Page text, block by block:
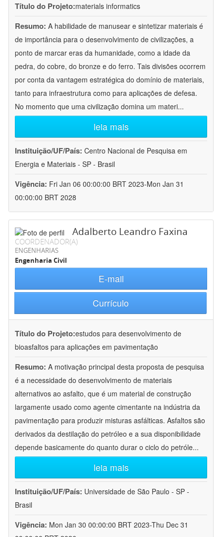
Título do Projeto:materials informatics
Resumo: A habilidade de manusear e sintetizar materiais é
de importância para o desenvolvimento de civilizações, a
ponto de marcar eras da humanidade, como a idade da
pedra, do cobre, do bronze e do ferro. Tais divisões ocorrem
por conta da vantagem estratégica do domínio de materiais,
tanto para infraestrutura como para aplicações de defesa.
No momento que uma civilização domina um materi...
leia mais
Instituição/UF/País: Centro Nacional de Pesquisa em
Energia e Materiais - SP - Brasil
Vigência: Fri Jan 06 00:00:00 BRT 2023-Mon Jan 31
00:00:00 BRT 2028
Adalberto Leandro Faxina
COORDENADOR(A)
ENGENHARIAS
Engenharia Civil
E-mail
Currículo
Título do Projeto:estudos para desenvolvimento de
bioasfaltos para aplicações em pavimentação
Resumo: A motivação principal desta proposta de pesquisa
é a necessidade do desenvolvimento de materiais
alternativos ao asfalto, que é um material de construção
largamente usado como agente cimentante na indústria da
pavimentação para produzir misturas asfálticas. Asfaltos são
derivados da destilação do petróleo e a sua disponibilidade
depende basicamente do quanto durar o ciclo do petróle...
leia mais
Instituição/UF/País: Universidade de São Paulo - SP -
Brasil
Vigência: Mon Jan 30 00:00:00 BRT 2023-Thu Dec 31